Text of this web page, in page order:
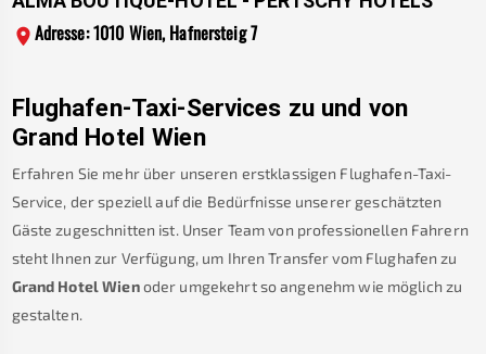
Adresse: 1010 Wien, Hafnersteig 7
Flughafen-Taxi-Services zu und von
Grand Hotel Wien
Erfahren Sie mehr über unseren erstklassigen Flughafen-Taxi-
Service, der speziell auf die Bedürfnisse unserer geschätzten
Gäste zugeschnitten ist. Unser Team von professionellen Fahrern
steht Ihnen zur Verfügung, um Ihren Transfer vom Flughafen zu
Grand Hotel Wienoder umgekehrt so angenehm wie möglich zu
gestalten.